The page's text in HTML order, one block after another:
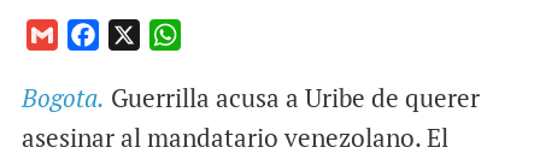
a
i
c
e
a
t
Bogota. Guerrilla acusa a Uribe de querer
asesinar al mandatario venezolano. El